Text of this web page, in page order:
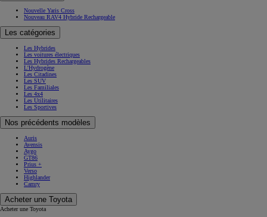
Nouvelle Yaris Cross
Nouveau RAV4 Hybride Rechargeable
Les catégories
Les Hybrides
Les voitures électriques
Les Hybrides Rechargeables
L'Hydrogène
Les Citadines
Les SUV
Les Familiales
Les 4x4
Les Utilitaires
Les Sportives
Nos précédents modèles
Auris
Avensis
Aygo
GT86
Prius +
Verso
Highlander
Camry
Acheter une Toyota
Acheter une Toyota